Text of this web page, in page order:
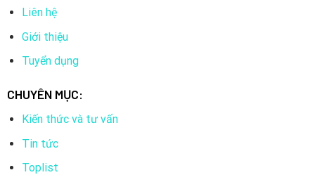
Liên hệ
Giới thiệu
Tuyển dụng
CHUYÊN MỤC:
Kiến thức và tư vấn
Tin tức
Toplist